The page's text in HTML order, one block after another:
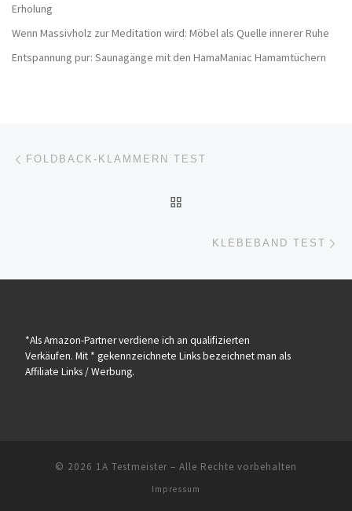
Erholung
Wenn Massivholz zur Meditation wird: Möbel als Quelle innerer Ruhe
Entspannung pur: Saunagänge mit den HamaManiac Hamamtüchern
Beitragsnavigation
FOLDBACK-KLAMMERN TEST
KLEBEBAND TEST
*Als Amazon-Partner verdiene ich an qualifizierten
Verkäufen. Mit * gekennzeichnete Links bezeichnet man als
Affiliate Links / Werbung.
© 2026 1A Testmeister – Alle Rechte vorbehalten
Impressum